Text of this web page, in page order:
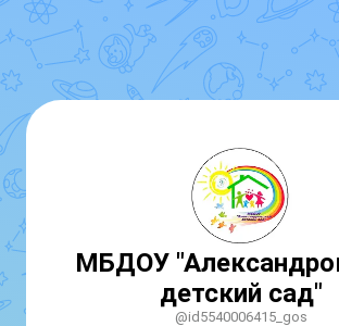
МБДОУ
детский сад"
@id5540006415_gos